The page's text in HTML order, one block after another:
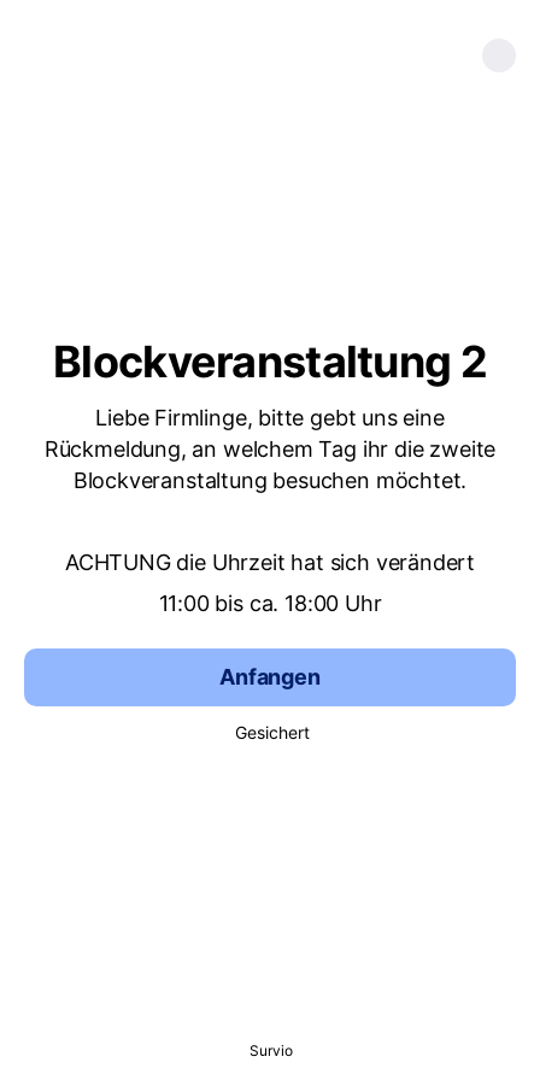
Blockveranstaltung 2
Liebe Firmlinge, bitte gebt uns eine
Rückmeldung, an welchem Tag ihr die zweite
Blockveranstaltung besuchen möchtet.
ACHTUNG die Uhrzeit hat sich verändert
11:00 bis ca. 18:00 Uhr
Anfangen
Gesichert
Survio